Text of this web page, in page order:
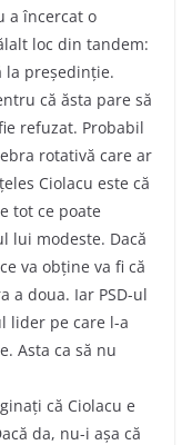
a încercat o
loc din tandem:
la președinție.
că ăsta pare să
refuzat. Probabil
rotativă care ar
Ciolacu este că
tot ce poate
lui modeste. Dacă
va obține va fi că
a doua. Iar PSD-ul
lider pe care l-a
Asta ca să nu
că Ciolacu e
da, nu-i așa că